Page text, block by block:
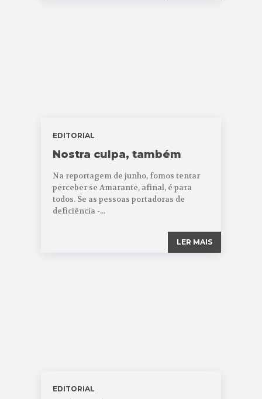
EDITORIAL
Nostra culpa, também
Na reportagem de junho, fomos tentar
perceber se Amarante, afinal, é para
todos. Se as pessoas portadoras de
deficiência -...
LER MAIS
EDITORIAL